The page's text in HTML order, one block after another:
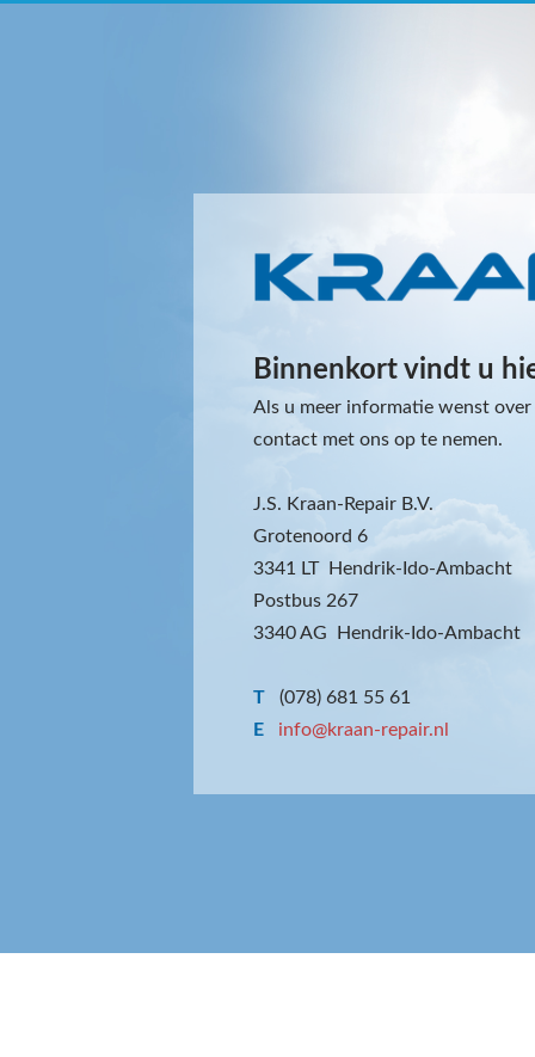
Binnenkort vindt u
Als u meer informatie wenst
contact met ons op te nemen.
J.S. Kraan-Repair B.V.
Grotenoord 6
3341 LT Hendrik-Ido-Ambacht
Postbus 267
3340 AG Hendrik-Ido-Ambacht
T
(078) 681 55 61
E
info@kraan-repair.nl